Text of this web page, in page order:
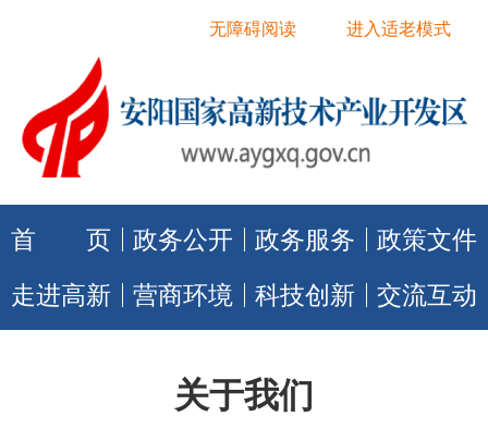
进入适老模式
无障碍阅读
首 页 政务公开 政务服务
政策文件
走进高新
营商环境 科技创新 交流互动
关于我们